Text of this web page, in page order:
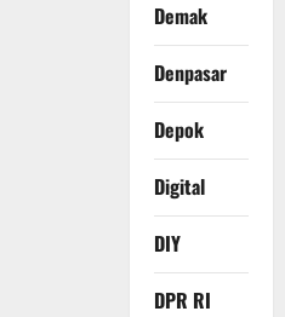
Demak
Denpasar
Depok
Digital
DIY
DPR RI